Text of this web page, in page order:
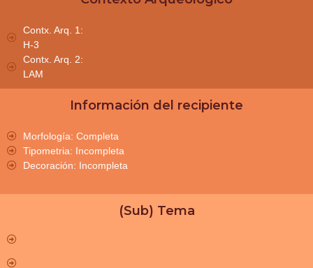
Contx. Arq. 1:
H-3
Contx. Arq. 2:
LAM
Información del recipiente
Morfología: Completa
Tipometria: Incompleta
Decoración: Incompleta
(Sub) Tema